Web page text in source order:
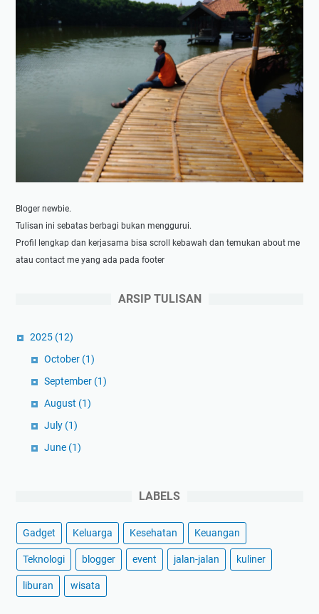
Bloger newbie.
Tulisan ini sebatas berbagi bukan menggurui.
Profil lengkap dan kerjasama bisa scroll kebawah dan temukan about me
atau contact me yang ada pada footer
ARSIP TULISAN
2025 (12)
October (1)
September (1)
August (1)
July (1)
June (1)
February(1)
January(1)
(59)
LABELS
Gadget Keluarga Kesehatan Keuangan
Teknologi blogger event jalan-jalan kuliner
liburan wisata